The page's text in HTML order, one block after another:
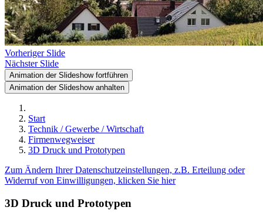
Vorheriger Slide
Nächster Slide
Animation der Slideshow fortführen
Animation der Slideshow anhalten
Start
Technik / Gewerbe / Wirtschaft
Firmenwegweiser
3D Druck und Prototypen
Zum Ändern Ihrer Datenschutzeinstellungen, z.B. Erteilung oder
Widerruf von Einwilligungen, klicken Sie hier
3D Druck und Prototypen